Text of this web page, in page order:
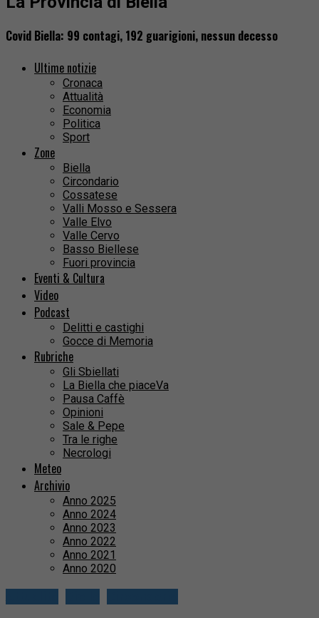
Covid Biella: 99 contagi, 192 guarigioni, nessun decesso
Ultime notizie
Cronaca
Attualità
Economia
Politica
Sport
Zone
Biella
Circondario
Cossatese
Valli Mosso e Sessera
Valle Elvo
Valle Cervo
Basso Biellese
Fuori provincia
Eventi & Cultura
Video
Podcast
Delitti e castighi
Gocce di Memoria
Rubriche
Gli Sbiellati
La Biella che piaceVa
Pausa Caffè
Opinioni
Sale & Pepe
Tra le righe
Necrologi
Meteo
Archivio
Anno 2025
Anno 2024
Anno 2023
Anno 2022
Anno 2021
Anno 2020